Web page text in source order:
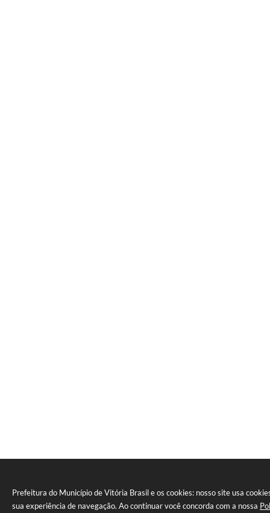
Prefeitura do Município de Vitória Brasil e os cookies: nosso site usa
sua experiência de navegação. Ao continuar você concorda com a nossa